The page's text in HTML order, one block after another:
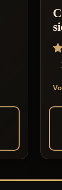
être
sur
du